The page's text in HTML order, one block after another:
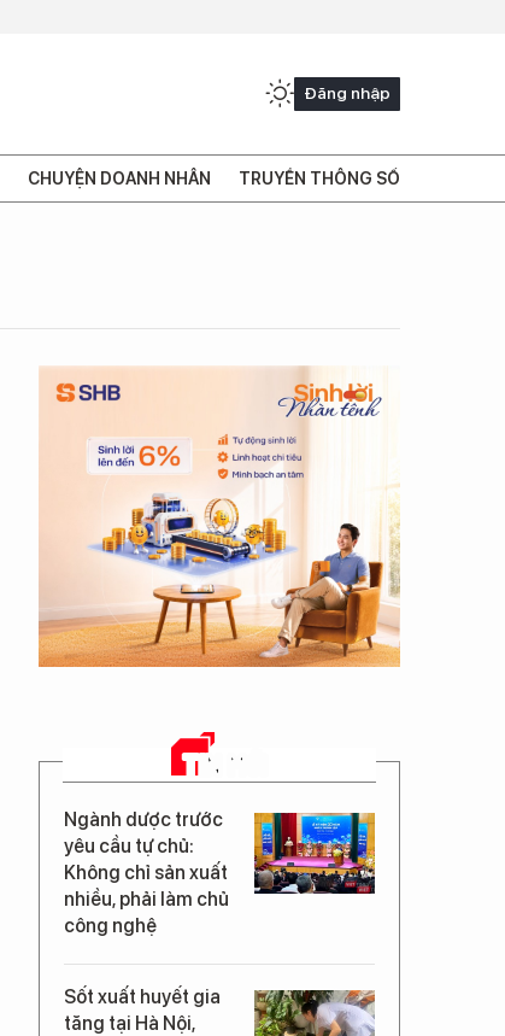
Đăng nhập
CHUYỆN DOANH NHÂN TRUYỀN THÔNG SỐ
TIN MỚI
Ngành dược trước
yêu cầu tự chủ:
Không chỉ sản xuất
nhiều, phải làm chủ
công nghệ
Sốt xuất huyết gia
tăng tại Hà Nội,